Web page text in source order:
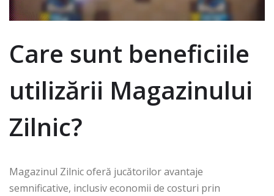
Care sunt beneficiile
utilizării Magazinului
Zilnic?
Magazinul Zilnic oferă jucătorilor avantaje
semnificative, inclusiv economii de costuri prin